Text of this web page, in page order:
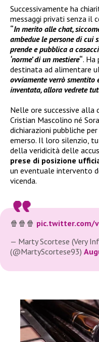
Successivamente ha
messaggi privati senza il
“In merito alle chat,
ambedue le persone di cui
prende e pubblica a
‘norme’ di un mestiere“. Ha
destinata ad alimentare
ovviamente verrò smentito
inventata, allora vedrete
Nelle ore successive alla
Cristian Mascolino né
dichiarazioni pubbliche
emerso. Il loro silenzio,
della veridicità delle
prese di posizione
un eventuale intervento
vicenda.
🍿🍿🍿 pic.twitter.com/
— Marty Scortese (Very
(@MartyScortese93)